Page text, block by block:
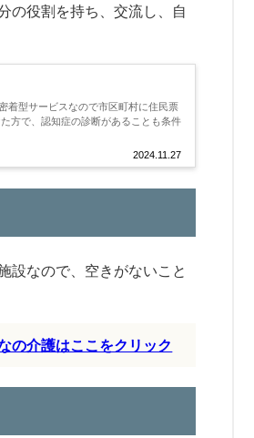
の役割を持ち、交流し、自
2024.11.27
着型サービスなので市区町村に住民票
方で、認知症の診断があることも条件
設なので、空きがないこと
の介護はここをクリック